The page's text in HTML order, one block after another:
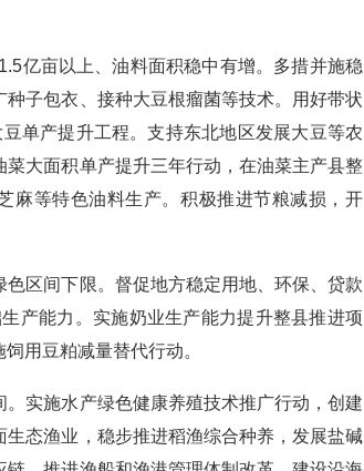
亿亩以上、油料面积稳中有增。多措并施稳
子包衣、接种大豆根瘤菌等技术。用好带状
单产提升工程。支持东北地区发展大豆等农
大面积单产提升三年行动，在油菜主产县整
麻等特色油料生产。积极推进节粮减损，开
区间下限。督促地方稳定用地、环保、贷款
产能力。实施奶业生产能力提升整县推进项
用豆粕减量替代行动。
实施水产绿色健康养殖技术推广行动，创建
态渔业，稳步推进稻渔综合种养，发展盐碱